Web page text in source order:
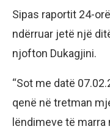
Sipas raportit 24-
ndërruar jetë një
njofton Dukagjini.
“Sot me datë
qenë në tretman
lëndimeve të marra